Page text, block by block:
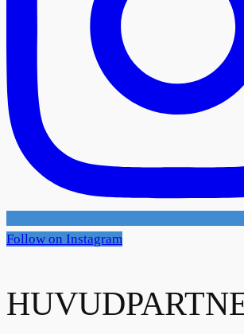
Follow on Instagram